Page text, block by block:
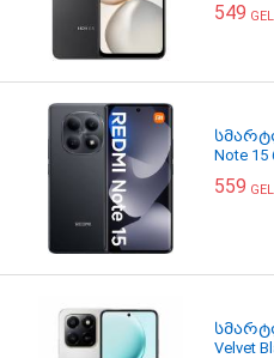
549 GEL
Note 15
559 GEL
Velvet